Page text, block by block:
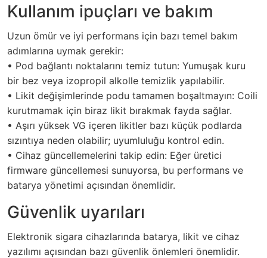
Kullanım ipuçları ve bakım
Uzun ömür ve iyi performans için bazı temel bakım
adımlarına uymak gerekir:
• Pod bağlantı noktalarını temiz tutun: Yumuşak kuru
bir bez veya izopropil alkolle temizlik yapılabilir.
• Likit değişimlerinde podu tamamen boşaltmayın: Coili
kurutmamak için biraz likit bırakmak fayda sağlar.
• Aşırı yüksek VG içeren likitler bazı küçük podlarda
sızıntıya neden olabilir; uyumluluğu kontrol edin.
• Cihaz güncellemelerini takip edin: Eğer üretici
firmware güncellemesi sunuyorsa, bu performans ve
batarya yönetimi açısından önemlidir.
Güvenlik uyarıları
Elektronik sigara cihazlarında batarya, likit ve cihaz
yazılımı açısından bazı güvenlik önlemleri önemlidir.